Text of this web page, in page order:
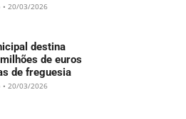
• 20/03/2026
destina
de euros
de freguesia
• 20/03/2026